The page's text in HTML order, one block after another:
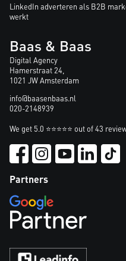
LinkedIn adverteren als B2B
werkt
Baas & Baas
Digital Agency
Hamerstraat 24,
1021 JW Amsterdam
info@baasenbaas.nl
020-2148939
We get 5.0 ⭐⭐⭐⭐⭐ out of 43
Partners